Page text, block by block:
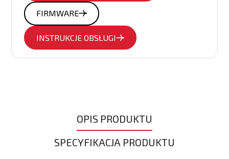
FIRMWARE
INSTRUKCJE OBSŁUGI
OPIS PRODUKTU
SPECYFIKACJA PRODUKTU